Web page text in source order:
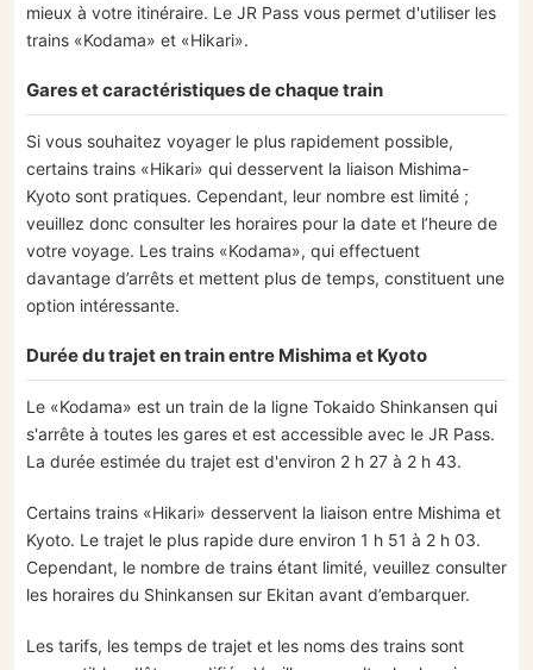
mieux à votre itinéraire. Le JR Pass vous permet d'utiliser les
trains «Kodama» et «Hikari».
Gares et caractéristiques de chaque train
Si vous souhaitez voyager le plus rapidement possible,
certains trains «Hikari» qui desservent la liaison Mishima-
Kyoto sont pratiques. Cependant, leur nombre est limité ;
veuillez donc consulter les horaires pour la date et l’heure de
votre voyage. Les trains «Kodama», qui effectuent
davantage d’arrêts et mettent plus de temps, constituent une
option intéressante.
Durée du trajet en train entre Mishima et Kyoto
Le «Kodama» est un train de la ligne Tokaido Shinkansen qui
s'arrête à toutes les gares et est accessible avec le JR Pass.
La durée estimée du trajet est d'environ 2 h 27 à 2 h 43.
Certains trains «Hikari» desservent la liaison entre Mishima et
Kyoto. Le trajet le plus rapide dure environ 1 h 51 à 2 h 03.
Cependant, le nombre de trains étant limité, veuillez consulter
les horaires du Shinkansen sur Ekitan avant d’embarquer.
Les tarifs, les temps de trajet et les noms des trains sont